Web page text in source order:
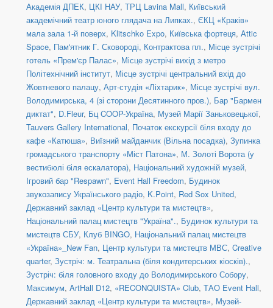
Академія ДПЕК, ЦКІ НАУ, ТРЦ Lavina Mall, Київський
академічний театр юного глядача на Липках., ЄКЦ «Краків»
мала зала 1-й поверх, Klitschko Expo, Київська фортеця, Attic
Space, Пам'ятник Г. Сковороді, Контрактова пл., Місце зустрічі
готель «Прем'єр Палас», Місце зустрічі вихід з метро
Політехнічний інститут, Місце зустрічі центральний вхід до
Жовтневого палацу, Арт-студія «Ліхтарик», Місце зустрічі вул.
Володимирська, 4 (зі сторони Десятинного пров.), Бар "Бармен
диктат", D.Fleur, Бц COOP-Україна, Музей Марії Заньковецької,
Tauvers Gallery International, Початок екскурсії біля входу до
кафе «Катюша», Виїзний майданчик (Вільна посадка), Зупинка
громадського транспорту «Міст Патона», М. Золоті Ворота (у
вестибюлі біля ескалатора), Національний художній музей,
Ігровий бар "Respawn", Event Hall Freedom, Будинок
звукозапису Українського радіо, K.Point, Red Sox United,
Державний заклад «Центр культури та мистецтв»,
Національний палац мистецтв "Україна"., Будинок культури та
мистецтв СБУ, Клуб BINGO, Національний палац мистецтв
«Україна»_New Fan, Центр культури та мистецтв МВС, Creative
quarter, Зустріч: м. Театральна (біля кондитерських кіосків).,
Зустріч: біля головного входу до Володимирського Собору,
Максимум, ArtHall D12, «RECONQUISTA» Club, ТАО Event Hall,
Державний заклад «Центр культури та мистецтв», Музей-